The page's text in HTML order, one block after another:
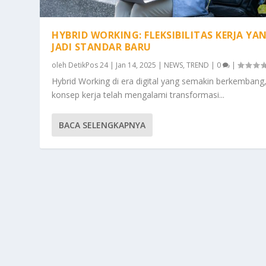
HYBRID WORKING: FLEKSIBILITAS KERJA
JADI STANDAR BARU
oleh DetikPos 24| Jan 14, 2025 | NEWS,TREND | 0 |
Hybrid Working di era digital yang semakin
konsep kerja telah mengalami transformasi...
BACA SELENGKAPNYA